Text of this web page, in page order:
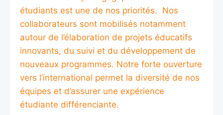
étudiants est une de nos priorités. Nos
collaborateurs sont mobilisés notamment
autour de l’élaboration de projets éducatifs
innovants, du suivi et du développement de
nouveaux programmes. Notre forte ouverture
vers l’international permet la diversité de nos
équipes et d’assurer une expérience
étudiante différenciante.